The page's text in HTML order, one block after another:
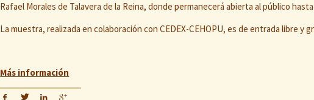
Rafael Morales de Talavera de la Reina, donde permanecerá abierta al público
La muestra, realizada en colaboración con CEDEX-CEHOPU, es de entrada libre y
Más información